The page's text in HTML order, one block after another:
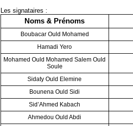
Les signataires :
Noms & Prénoms
Boubacar Ould Mohamed
Hamadi Yero
Mohamed Ould Mohamed Salem Ould
Soule
Sidaty Ould Elemine
Bounena Ould Sidi
Sid’Ahmed Kabach
Ahmedou Ould Abdi